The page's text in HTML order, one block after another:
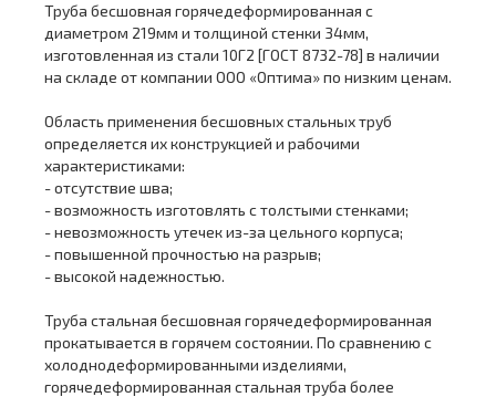
Труба бесшовная горячедеформированная с
диаметром 219мм и толщиной стенки 34мм,
изготовленная из стали 10Г2 [ГОСТ 8732-78] в наличии
на складе от компании ООО «Оптима» по низким ценам.
Область применения бесшовных стальных труб
определяется их конструкцией и рабочими
характеристиками:
- отсутствие шва;
- возможность изготовлять с толстыми стенками;
- невозможность утечек из-за цельного корпуса;
- повышенной прочностью на разрыв;
- высокой надежностью.
Труба стальная бесшовная горячедеформированная
прокатывается в горячем состоянии. По сравнению с
холоднодеформированными изделиями,
горячедеформированная стальная труба более